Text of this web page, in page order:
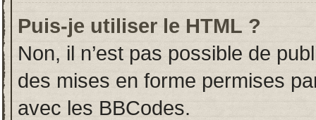
Puis-je utiliser le HTML ?
Non, il n’est pas possible de
des mises en forme permises
avec les BBCodes.